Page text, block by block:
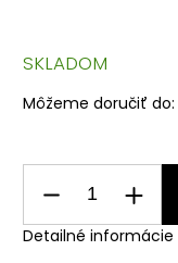
SKLADOM
Môžeme doručiť do:
Detailné informácie